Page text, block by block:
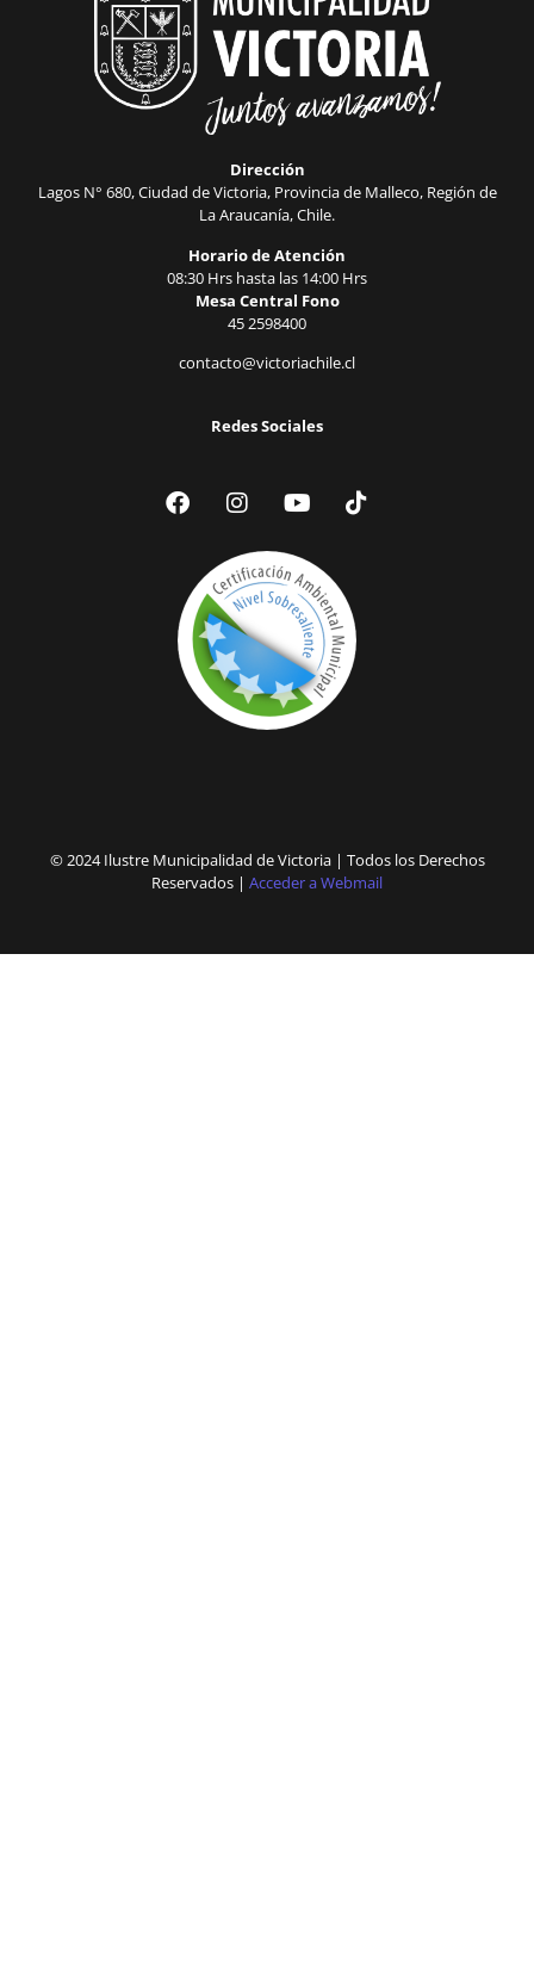
Dirección
Lagos N° 680, Ciudad de Victoria, Provincia de Malleco, Región de
La Araucanía, Chile.
Horario de Atención
08:30 Hrs hasta las 14:00 Hrs
Mesa Central Fono
45 2598400
contacto@victoriachile.cl
Redes Sociales
© 2024 Ilustre Municipalidad de Victoria | Todos los Derechos
Reservados | Acceder a Webmail